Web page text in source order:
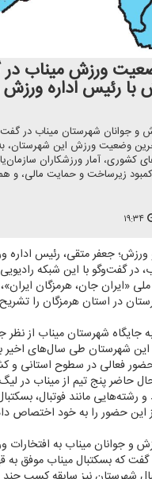
ورزش میناب
با رئیس اداره
و جوانان شهرستان میناب در
وضعیت ورزش این شهرستان،
كشوری، آمار ورزشكاران
زیرساخت و حمایت مالی، و
۱۹:۳۴
ورزش؛ جعفر متقی، رئیس اداره
در گفت‌وگو با این شبكه
ملی «ایران جان، هرمزگان
در استان هرمزگان را
جایگاه شهرستان میناب از نظر
شهرستان طی سال‌های اخیر
فعالی در سطوح استانی و
حال حاضر پنج تیم از میناب در
رشته‌هایی مانند فوتبال،
این حضور را به خود اختصاص
و جوانان میناب به
گفت كه بسكتبال میناب موفق به